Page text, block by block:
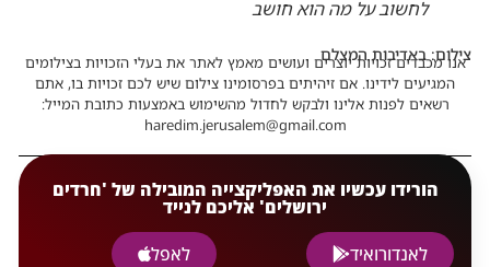
לחשוב על מה הוא חושב
צילום: באדיבות המצלם
אנו מכבדים זכויות יוצרים ועושים מאמץ לאתר את בעלי הזכויות בצילומים
המגיעים לידינו. אם זיהיתים בפרסומינו צילום שיש לכם זכויות בו, אתם
רשאים לפנות אלינו ולבקש לחדול מהשימוש באמצעות כתובת המייל:
haredim.jerusalem@gmail.com
הורידו עכשיו את האפליקצייה המובילה של 'חרדים
ירושלים' אליכם לנייד
לאנדורואיד
לאפל